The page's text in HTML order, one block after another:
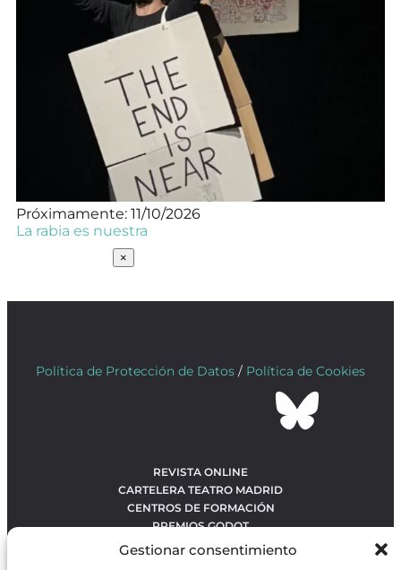
Gestionar consentimiento
Próximamente: 11/10/2026
La rabia es nuestra
×
Política de Protección de Datos / Política de Cookies
REVISTA ONLINE
CARTELERA TEATRO MADRID
CENTROS DE FORMACIÓN
PREMIOS GODOT